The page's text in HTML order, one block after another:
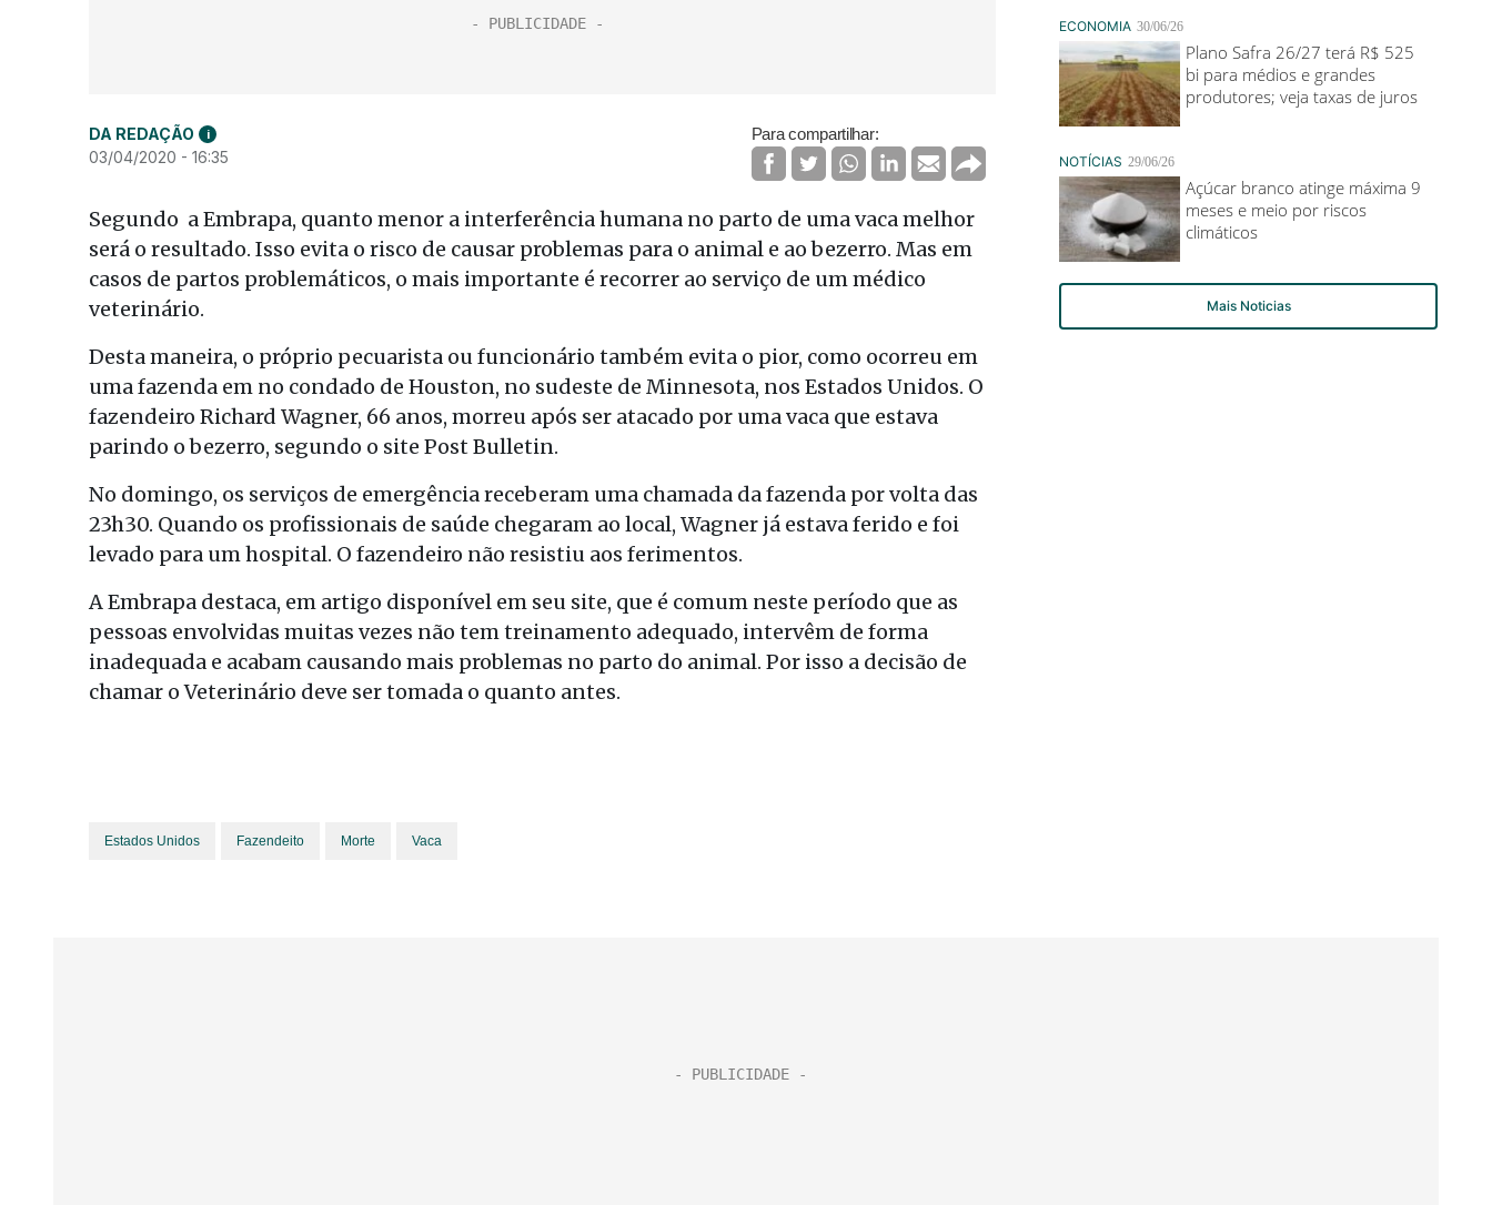
DA REDAÇÃO i
03/04/2020 - 16:35
Para compartilhar:
Segundo a Embrapa, quanto menor a interferência humana no parto de uma vaca melhor
será o resultado. Isso evita o risco de causar problemas para o animal e ao bezerro. Mas em
casos de partos problemáticos, o mais importante é recorrer ao serviço de um médico
veterinário.
Desta maneira, o próprio pecuarista ou funcionário também evita o pior, como ocorreu em
uma fazenda em no condado de Houston, no sudeste de Minnesota, nos Estados Unidos. O
fazendeiro Richard Wagner, 66 anos, morreu após ser atacado por uma vaca que estava
parindo o bezerro, segundo o site Post Bulletin.
No domingo, os serviços de emergência receberam uma chamada da fazenda por volta das
23h30. Quando os profissionais de saúde chegaram ao local, Wagner já estava ferido e foi
levado para um hospital. O fazendeiro não resistiu aos ferimentos.
A Embrapa destaca, em artigo disponível em seu site, que é comum neste período que as
pessoas envolvidas muitas vezes não tem treinamento adequado, intervêm de forma
inadequada e acabam causando mais problemas no parto do animal. Por isso a decisão de
chamar o Veterinário deve ser tomada o quanto antes.
Estados Unidos Fazendeito Morte Vaca